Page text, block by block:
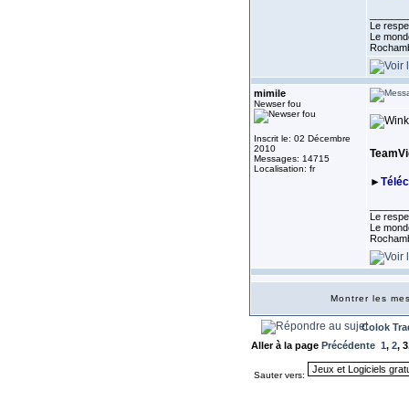
Le
Le
mimile
Newser fou
Inscrit le: 02 Décembre
2010
Messages: 14715
Localisation: fr
►
Le
Le
Montrer les
Colok
Aller à la page Précédente 1, 2, 3
Sauter vers: